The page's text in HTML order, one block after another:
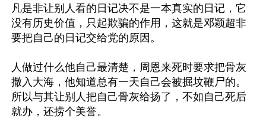
凡是非让别人看的日记决不是一本真实的日记，它
没有历史价值，只起欺骗的作用，这就是邓颖超非
要把自己的日记交给党的原因。
人做过什么他自己最清楚，周恩来死时要求把骨灰
撒入大海，他知道总有一天自己会被掘坟鞭尸的。
所以与其让别人把自己骨灰给扬了，不如自己死后
就办，还捞个美誉。